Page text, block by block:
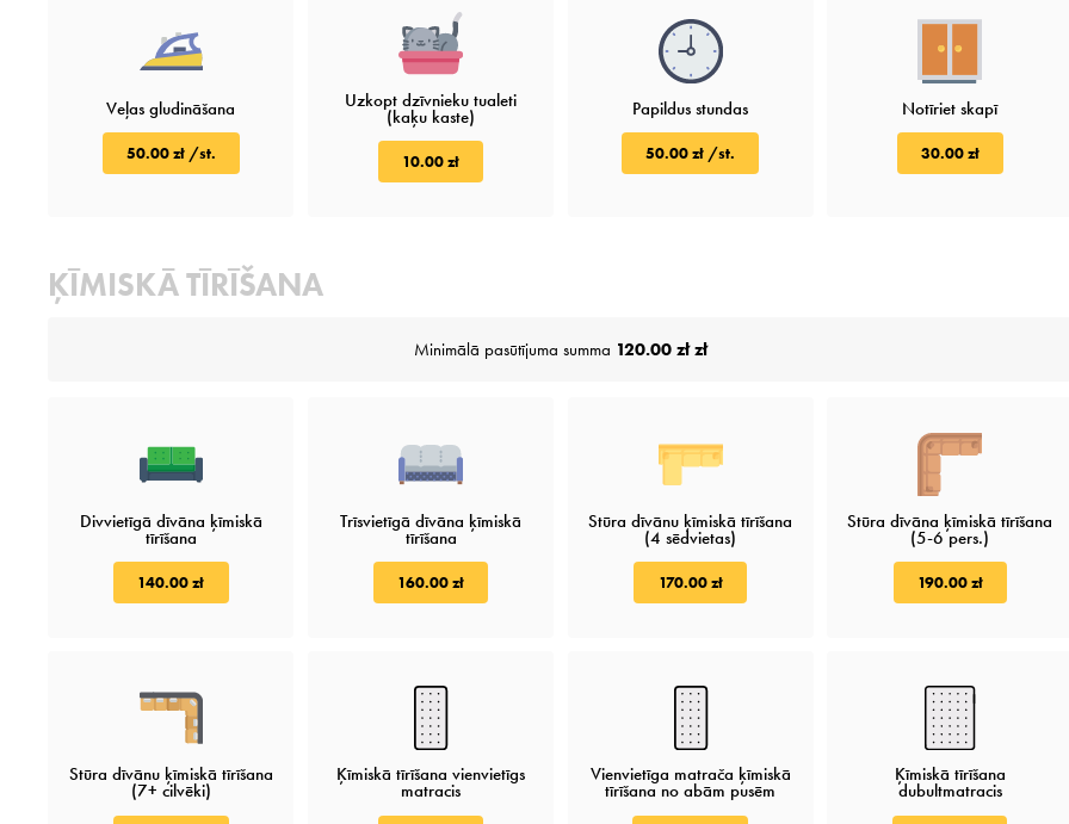
Veļas gludināšana
50.00 zł /st.
Uzkopt dzīvnieku tualeti
(kaķu kaste)
10.00 zł
Papildus stundas
50.00 zł /st.
Notīriet skapī
30.00 zł
ĶĪMISKĀ TĪRĪŠANA
Minimālā pasūtījuma summa 120.00 zł zł
Divvietīgā dīvāna ķīmiskā
tīrīšana
140.00 zł
Trīsvietīgā dīvāna ķīmiskā
tīrīšana
160.00 zł
Stūra dīvānu ķīmiskā tīrīšana
(4 sēdvietas)
170.00 zł
Stūra dīvāna ķīmiskā tīrīšana
(5-6 pers.)
190.00 zł
Stūra dīvānu ķīmiskā tīrīšana
(7+ cilvēki)
Ķīmiskā tīrīšana vienvietīgs
matracis
Vienvietīga matrača ķīmiskā
tīrīšana no abām pusēm
Ķīmiskā tīrīšana
dubultmatracis